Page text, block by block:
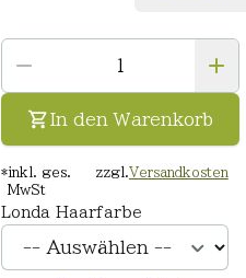
In den Warenkorb
*inkl. ges.
MwSt
zzgl. Versandkosten
Londa Haarfarbe